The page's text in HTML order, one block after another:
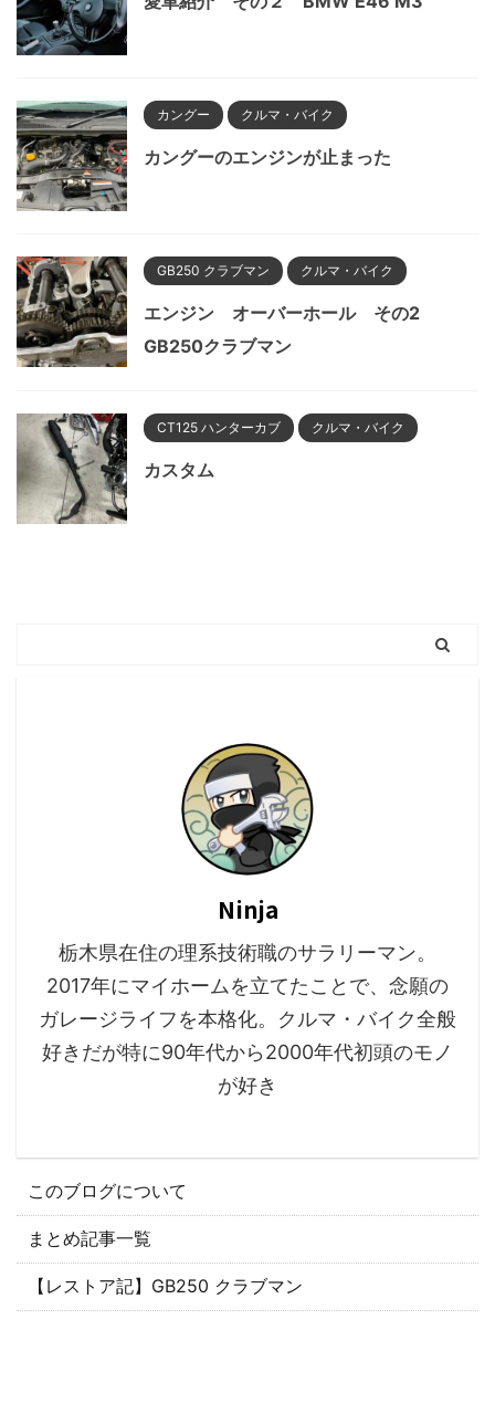
カングー クルマ・バイク
カングーのエンジンが止まった
GB250 クラブマン クルマ・バイク
エンジン オーバーホール その2
GB250クラブマン
CT125 ハンターカブ クルマ・バイク
カスタム
Ninja
栃木県在住の理系技術職のサラリーマン。
2017年にマイホームを立てたことで、念願の
ガレージライフを本格化。クルマ・バイク全般
好きだが特に90年代から2000年代初頭のモノ
が好き
このブログについて
まとめ記事一覧
【レストア記】GB250 クラブマン